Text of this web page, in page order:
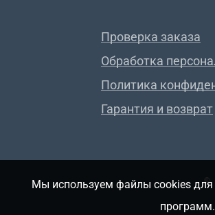
Проверка заказа
Обработка
Политика
Гарантия и возврат
©
Мы используем файлы cookies для